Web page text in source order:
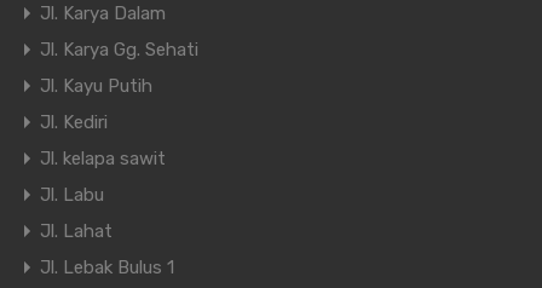
Jl. Karya Dalam
Jl. Karya Gg. Sehati
Jl. Kayu Putih
Jl. Kediri
Jl. kelapa sawit
Jl. Labu
Jl. Lahat
Jl. Lebak Bulus 1